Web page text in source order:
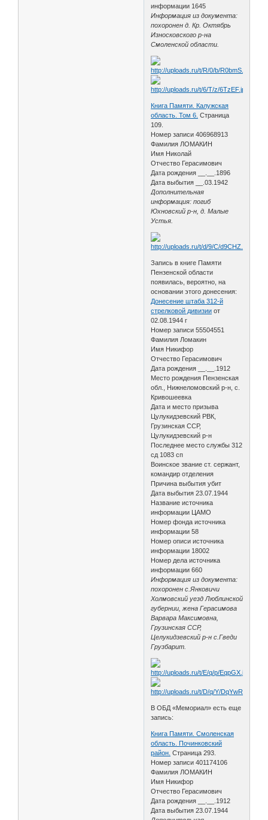
информации 1645
Информация из документа:
похоронен д. Кр. Октябрь
Износковского р-на
Смоленской области.
Книга Памяти. Калужская
область. Том 6. Страница
109.
Номер записи 406968913
Фамилия ЛОМАКИН
Имя Николай
Отчество Герасимович
Дата рождения __.__.1896
Дата выбытия __.03.1942
Дополнительная
информация: погиб
Юхновский р-н, д. Малые
Устья.
Запись в книге Памяти
Пензенской области
появилась, вероятно, на
основании этого донесения:
Донесение штаба 312-й
стрелковой дивизии от
02.08.1944 г
Номер записи 55504551
Фамилия Ломакин
Имя Никифор
Отчество Герасимович
Дата рождения __.__.1912
Место рождения Пензенская
обл., Нижнеломовский р-н, с.
Кривошеевка
Дата и место призыва
Цулукидзевский РВК,
Грузинская ССР,
Цулукидзевский р-н
Последнее место службы 312
сд 1083 сп
Воинское звание ст. сержант,
командир отделения
Причина выбытия убит
Дата выбытия 23.07.1944
Название источника
информации ЦАМО
Номер фонда источника
информации 58
Номер описи источника
информации 18002
Номер дела источника
информации 660
Информация из документа:
похоронен с.Янковичи
Холмовский уезд Люблинской
губернии, жена Герасимова
Варвара Максимовна,
Грузинская ССР,
Целукидзевский р-н с.Гведи
Грузбарит.
В ОБД «Мемориал» есть еще
запись:
Книга Памяти. Смоленская
область. Починковский
район. Страница 293.
Номер записи 401174106
Фамилия ЛОМАКИН
Имя Никифор
Отчество Герасимович
Дата рождения __.__.1912
Дата выбытия 23.07.1944